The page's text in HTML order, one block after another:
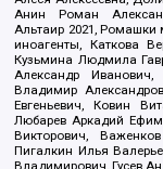
Анин Роман
Альтаир 2021, Ромашки
иноагенты, Каткова
Кузьмина Людмила
Александр
Владимир
Евгеньевич, Ковин
Любарев Аркадий
Викторович,
Пигалкин Илья
Владимирович, Гусев